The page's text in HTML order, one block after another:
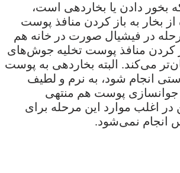
بخور دادن یا بخاردهی است،
بخار به باز کردن منافذ پوست
در فیشیال صورت در خانه هم
کردن منافذ پوست تخلیه جوش‌های
می‌کند. البته بخاردهی به پوست
انجام شود، به نرم و لطیف
پوست هم منتهی
اغلب موارد این مرحله برای
نمی‌شود.